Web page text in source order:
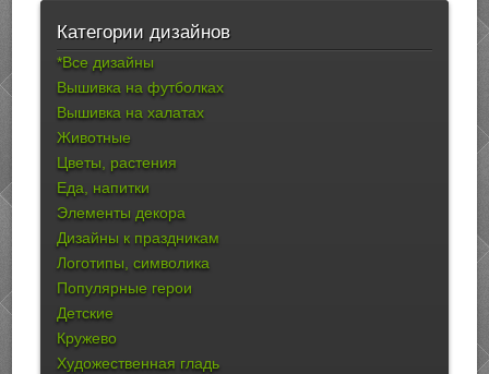
Категории дизайнов
*Все дизайны
Вышивка на футболках
Вышивка на халатах
Животные
Цветы, растения
Еда, напитки
Элементы декора
Дизайны к праздникам
Логотипы, символика
Популярные герои
Детские
Кружево
Художественная гладь